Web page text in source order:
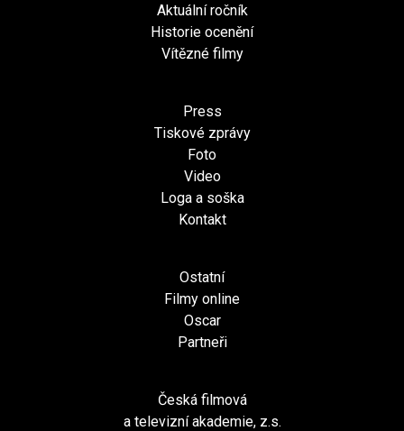
Aktuální ročník
Historie ocenění
Vítězné filmy
Press
Tiskové zprávy
Foto
Video
Loga a soška
Kontakt
Ostatní
Filmy online
Oscar
Partneři
Česká filmová
a televizní akademie, z.s.